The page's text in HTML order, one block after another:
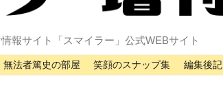
報サイト「スマイラー」公式WEBサイト
無法者篤史の部屋 笑顔のスナップ集 編集後記